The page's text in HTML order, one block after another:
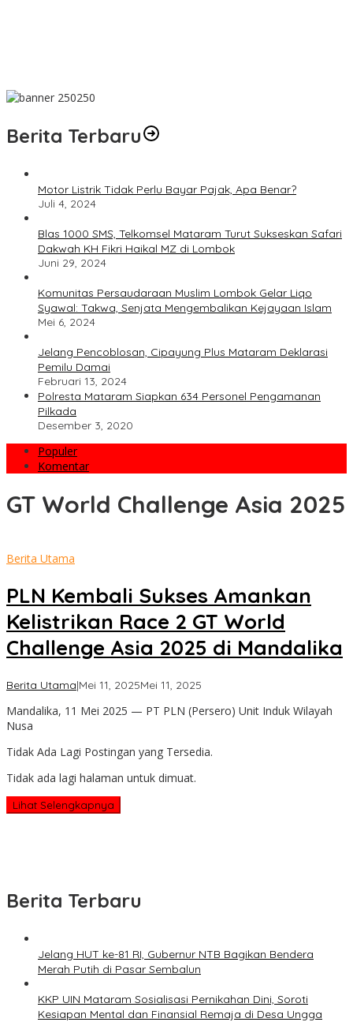
Berita Terbaru
Motor Listrik Tidak Perlu Bayar Pajak, Apa Benar?
Juli 4, 2024
Blas 1000 SMS, Telkomsel Mataram Turut Sukseskan Safari
Dakwah KH Fikri Haikal MZ di Lombok
Juni 29, 2024
Komunitas Persaudaraan Muslim Lombok Gelar Liqo
Syawal: Takwa, Senjata Mengembalikan Kejayaan Islam
Mei 6, 2024
Jelang Pencoblosan, Cipayung Plus Mataram Deklarasi
Pemilu Damai
Februari 13, 2024
Polresta Mataram Siapkan 634 Personel Pengamanan
Pilkada
Desember 3, 2020
Populer
Komentar
GT World Challenge Asia 2025
Berita Utama
PLN Kembali Sukses Amankan
Kelistrikan Race 2 GT World
Challenge Asia 2025 di Mandalika
Berita Utama|Mei 11, 2025Mei 11, 2025
Mandalika, 11 Mei 2025 — PT PLN (Persero) Unit Induk Wilayah
Nusa
Tidak Ada Lagi Postingan yang Tersedia.
Tidak ada lagi halaman untuk dimuat.
Lihat Selengkapnya
Berita Terbaru
Jelang HUT ke-81 RI, Gubernur NTB Bagikan Bendera
Merah Putih di Pasar Sembalun
KKP UIN Mataram Sosialisasi Pernikahan Dini, Soroti
Kesiapan Mental dan Finansial Remaja di Desa Ungga